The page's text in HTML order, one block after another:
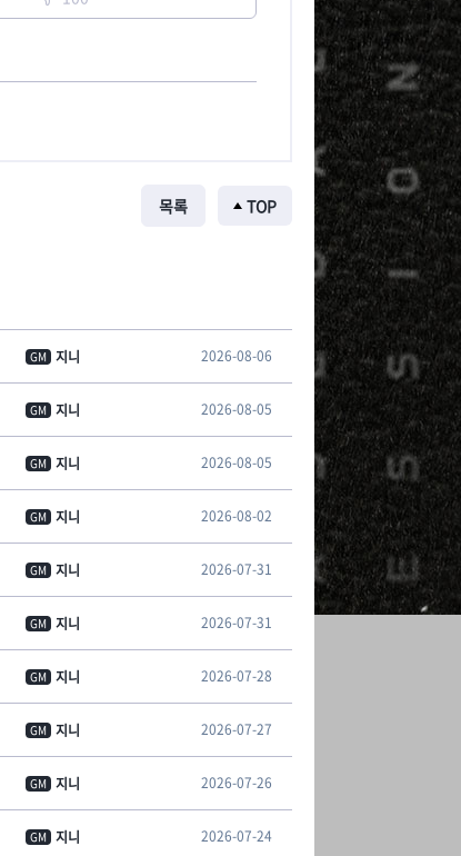
목록 TOP
GM 지니 2026-08-06
GM 지니 2026-08-05
GM 지니 2026-08-05
GM 지니 2026-08-02
GM 지니 2026-07-31
GM 지니 2026-07-31
GM 지니 2026-07-28
GM 지니 2026-07-27
GM 지니 2026-07-26
GM 지니 2026-07-24